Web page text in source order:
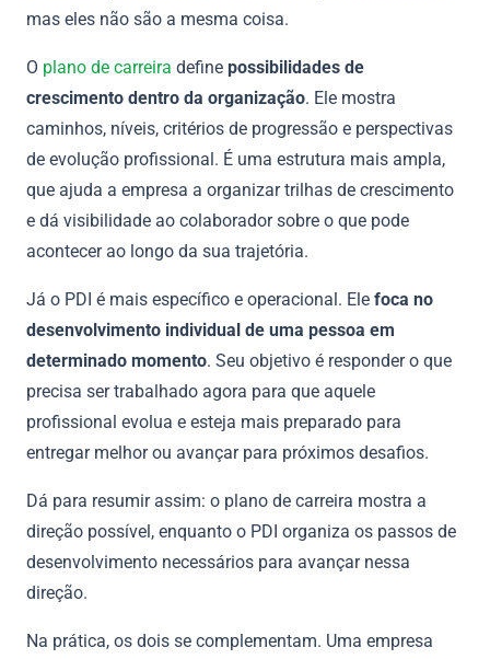
mas eles não são a mesma coisa.
O plano de carreira define possibilidades de
crescimento dentro da organização. Ele mostra
caminhos, níveis, critérios de progressão e perspectivas
de evolução profissional. É uma estrutura mais ampla,
que ajuda a empresa a organizar trilhas de crescimento
e dá visibilidade ao colaborador sobre o que pode
acontecer ao longo da sua trajetória.
Já o PDI é mais específico e operacional. Ele foca no
desenvolvimento individual de uma pessoa em
determinado momento. Seu objetivo é responder o que
precisa ser trabalhado agora para que aquele
profissional evolua e esteja mais preparado para
entregar melhor ou avançar para próximos desafios.
Dá para resumir assim: o plano de carreira mostra a
direção possível, enquanto o PDI organiza os passos de
desenvolvimento necessários para avançar nessa
direção.
Na prática, os dois se complementam. Uma empresa